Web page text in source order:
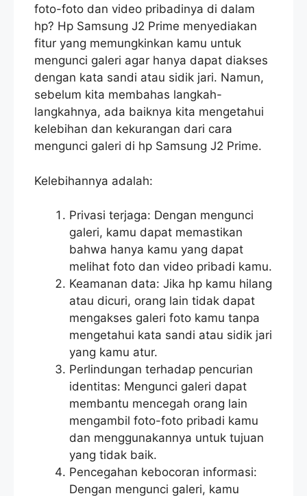
foto-foto dan video pribadinya di dalam
hp? Hp Samsung J2 Prime menyediakan
fitur yang memungkinkan kamu untuk
mengunci galeri agar hanya dapat diakses
dengan kata sandi atau sidik jari. Namun,
sebelum kita membahas langkah-
langkahnya, ada baiknya kita mengetahui
kelebihan dan kekurangan dari cara
mengunci galeri di hp Samsung J2 Prime.
Kelebihannya adalah:
Privasi terjaga: Dengan mengunci
galeri, kamu dapat memastikan
bahwa hanya kamu yang dapat
melihat foto dan video pribadi kamu.
Keamanan data: Jika hp kamu hilang
atau dicuri, orang lain tidak dapat
mengakses galeri foto kamu tanpa
mengetahui kata sandi atau sidik jari
yang kamu atur.
Perlindungan terhadap pencurian
identitas: Mengunci galeri dapat
membantu mencegah orang lain
mengambil foto-foto pribadi kamu
dan menggunakannya untuk tujuan
yang tidak baik.
Pencegahan kebocoran informasi:
Dengan mengunci galeri, kamu